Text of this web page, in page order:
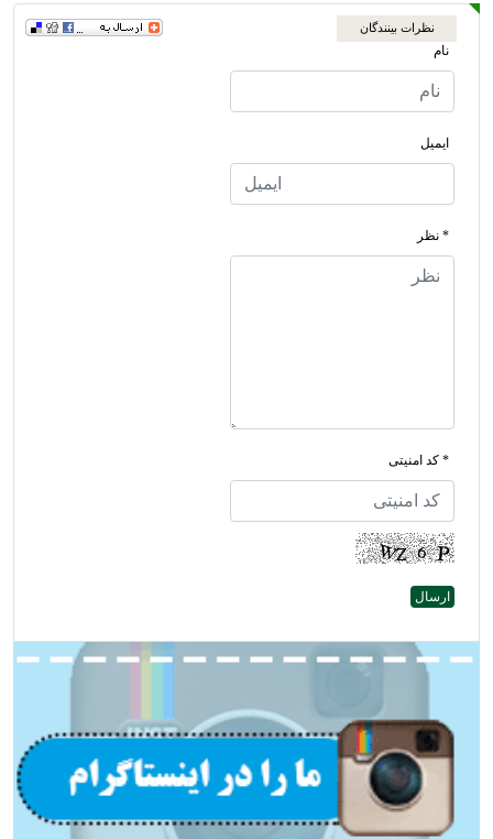
نظرات بینندگان
نام
ایمیل
* نظر
* کد امنیتی